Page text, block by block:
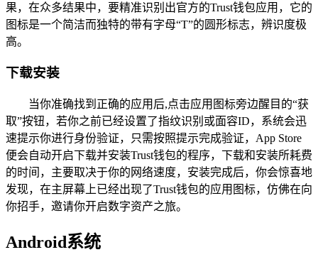
果，在众多结果中，要精准识别出官方的Trust钱包应用，它的
图标是一个简洁而独特的带有字母“T”的圆形标志，辨识度极
高。
下载安装
当你准确找到正确的应用后,点击应用图标旁边醒目的“获
取”按钮，若你之前已经设置了指纹识别或面容ID，系统会迅
速提示你进行身份验证，只需按照提示完成验证，App Store
便会自动开启下载并安装Trust钱包的程序，下载和安装所耗费
的时间，主要取决于你的网络速度，安装完成后，你会惊喜地
发现，在主屏幕上已经出现了Trust钱包的应用图标，仿佛在向
你招手，邀请你开启数字资产之旅。
Android系统